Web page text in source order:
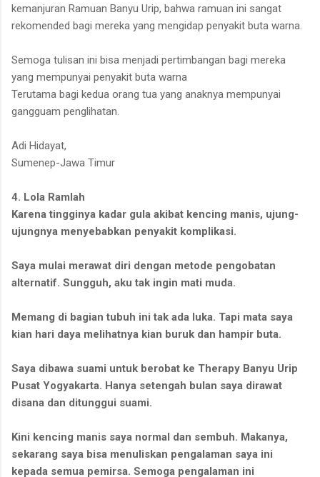
kemanjuran Ramuan Banyu Urip, bahwa ramuan ini sangat
rekomended bagi mereka yang mengidap penyakit buta warna.
Semoga tulisan ini bisa menjadi pertimbangan bagi mereka
yang mempunyai penyakit buta warna
Terutama bagi kedua orang tua yang anaknya mempunyai
gangguam penglihatan.
Adi Hidayat,
Sumenep-Jawa Timur
4. Lola Ramlah
Karena tingginya kadar gula akibat kencing manis, ujung-
ujungnya menyebabkan penyakit komplikasi.
Saya mulai merawat diri dengan metode pengobatan
alternatif. Sungguh, aku tak ingin mati muda.
Memang di bagian tubuh ini tak ada luka. Tapi mata saya
kian hari daya melihatnya kian buruk dan hampir buta.
Saya dibawa suami untuk berobat ke Therapy Banyu Urip
Pusat Yogyakarta. Hanya setengah bulan saya dirawat
disana dan ditunggui suami.
Kini kencing manis saya normal dan sembuh. Makanya,
sekarang saya bisa menuliskan pengalaman saya ini
kepada semua pemirsa. Semoga pengalaman ini